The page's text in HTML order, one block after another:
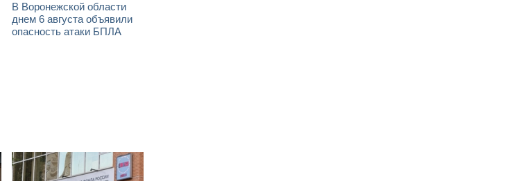
В Воронежской области
днем 6 августа объявили
опасность атаки БПЛА